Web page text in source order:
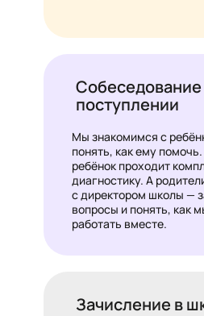
поступлении
Мы знакомимся с
понять, как ему
ребёнок проходит
диагностику. А
с директором школы —
вопросы и понять, как
работать вместе.
Зачисление в